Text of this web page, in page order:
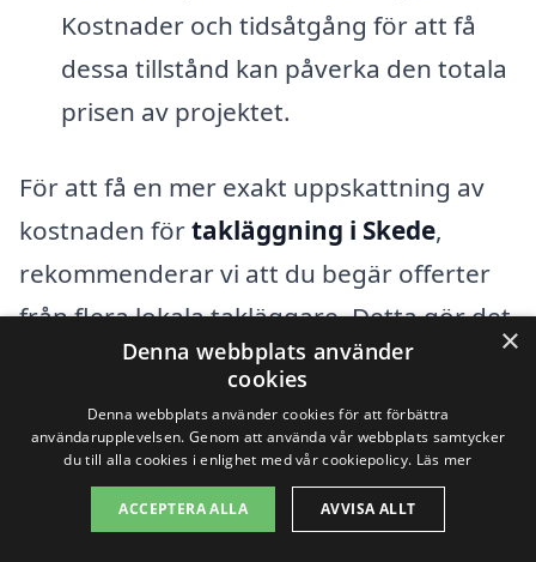
Kostnader och tidsåtgång för att få
dessa tillstånd kan påverka den totala
prisen av projektet.
För att få en mer exakt uppskattning av
kostnaden förtakläggning i Skede,
rekommenderar vi att du begär offerter
från flera lokala takläggare. Detta gör det
möjligt för dig att jämföra priser och
tjänster. Tänk på att lägre priser inte alltid
betyder bättre värde. Det är viktigt att
utvärdera kvalitén på arbetet och
referenser från tidigare kunder.
×
Denna webbplats använder
cookies
Denna webbplats använder cookies för att förbättra
användarupplevelsen. Genom att använda vår webbplats samtycker
du till alla cookies i enlighet med vår cookiepolicy. Läs mer
ACCEPTERA ALLA AVVISA ALLT